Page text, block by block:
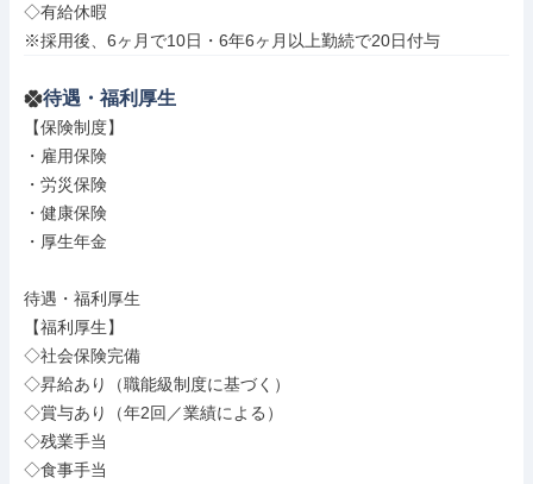
◇有給休暇
※採用後、6ヶ月で10日・6年6ヶ月以上勤続で20日付与
待遇・福利厚生
【保険制度】
・雇用保険
・労災保険
・健康保険
・厚生年金
待遇・福利厚生
【福利厚生】
◇社会保険完備
◇昇給あり（職能級制度に基づく）
◇賞与あり（年2回／業績による）
◇残業手当
◇食事手当